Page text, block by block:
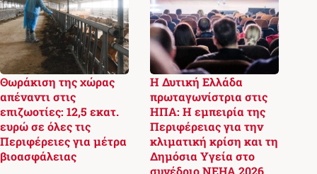
Θωράκιση της χώρας
απέναντι στις
επιζωοτίες: 12,5 εκατ.
ευρώ σε όλες τις
Περιφέρειες για μέτρα
βιοασφάλειας
Η Δυτική Ελλάδα
πρωταγωνίστρια στις
ΗΠΑ: Η εμπειρία της
Περιφέρειας για την
κλιματική κρίση και τη
Δημόσια Υγεία στο
συνέδριο NEHA 2026